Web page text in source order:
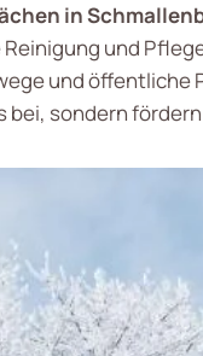
in
und
und
sondern